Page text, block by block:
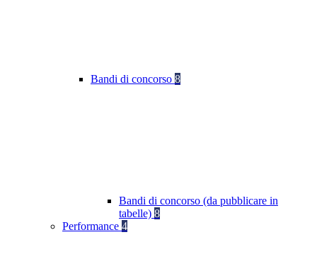
Bandi di concorso 8
Bandi di concorso (da pubblicare in
tabelle) 8
Performance 4